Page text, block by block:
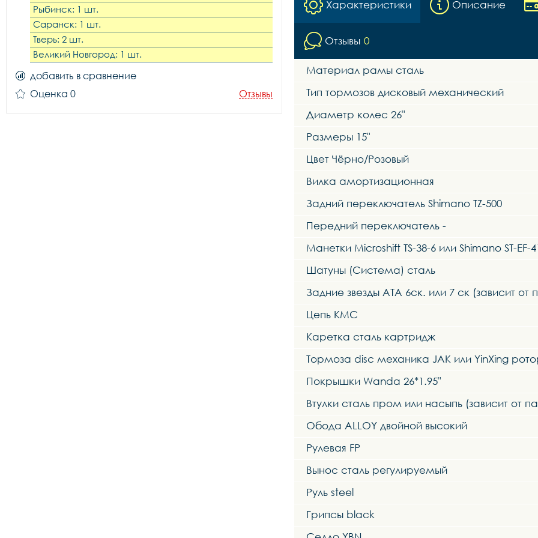
Рыбинск: 1 шт.
Саранск: 1 шт.
Тверь: 2 шт.
Великий Новгород: 1 шт.
добавить в сравнение
Оценка 0
Отзывы
Характеристики Описание
Отзывы 0
Материал рамы сталь
Тип тормозов дисковый механический
Диаметр колес 26"
Размеры 15"
Цвет Чёрно/Розовый
Вилка амортизационная
Задний переключатель Shimano TZ-500
Передний переключатель -
Манетки Microshift TS-38-6 или Shimano ST-EF-
Шатуны (Система) сталь
Задние звезды ATA 6ск. или 7 ск (зависит от
Цепь KMC
Каретка сталь картридж
Тормоза disc механика JAK или YinXing
Покрышки Wanda 26*1.95"
Втулки сталь пром или насыпь (зависит от
Обода ALLOY двойной высокий
Рулевая FP
Вынос сталь регулируемый
Руль steel
Грипсы black